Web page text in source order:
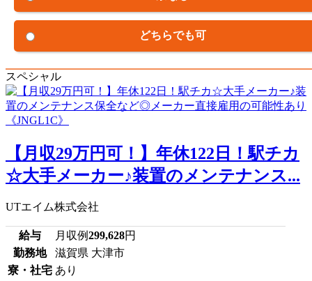
どちらでも可
スペシャル
【月収29万円可！】年休122日！駅チカ
☆大手メーカー♪装置のメンテナンス...
UTエイム株式会社
給与 月収例299,628円
勤務地
滋賀県 大津市
寮・社宅 あり